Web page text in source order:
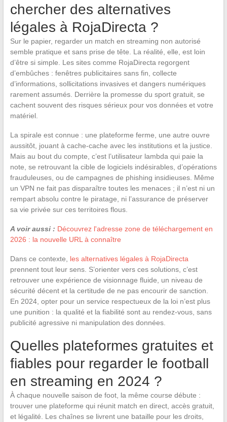
chercher des alternatives
légales à RojaDirecta ?
Sur le papier, regarder un match en streaming non autorisé
semble pratique et sans prise de tête. La réalité, elle, est loin
d’être si simple. Les sites comme RojaDirecta regorgent
d’embûches : fenêtres publicitaires sans fin, collecte
d’informations, sollicitations invasives et dangers numériques
rarement assumés. Derrière la promesse du sport gratuit, se
cachent souvent des risques sérieux pour vos données et votre
matériel.
La spirale est connue : une plateforme ferme, une autre ouvre
aussitôt, jouant à cache-cache avec les institutions et la justice.
Mais au bout du compte, c’est l’utilisateur lambda qui paie la
note, se retrouvant la cible de logiciels indésirables, d’opérations
frauduleuses, ou de campagnes de phishing insidieuses. Même
un VPN ne fait pas disparaître toutes les menaces ; il n’est ni un
rempart absolu contre le piratage, ni l’assurance de préserver
sa vie privée sur ces territoires flous.
A voir aussi : Découvrez l'adresse zone de téléchargement en
2026 : la nouvelle URL à connaître
Dans ce contexte, les alternatives légales à RojaDirecta
prennent tout leur sens. S’orienter vers ces solutions, c’est
retrouver une expérience de visionnage fluide, un niveau de
sécurité décent et la certitude de ne pas encourir de sanction.
En 2024, opter pour un service respectueux de la loi n’est plus
une punition : la qualité et la fiabilité sont au rendez-vous, sans
publicité agressive ni manipulation des données.
Quelles plateformes gratuites et
fiables pour regarder le football
en streaming en 2024 ?
À chaque nouvelle saison de foot, la même course débute :
trouver une plateforme qui réunit match en direct, accès gratuit,
et légalité. Les chaînes se livrent une bataille pour les droits,